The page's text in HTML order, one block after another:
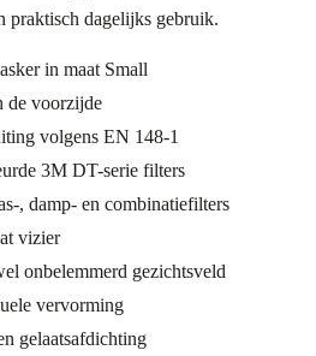
praktisch dagelijks gebruik.
in maat Small
de voorzijde
volgens EN 148-1
3M DT-serie filters
, damp- en combinatiefilters
vizier
onbelemmerd gezichtsveld
vervorming
gelaatsafdichting